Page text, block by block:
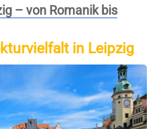
– von Romanik bis
in Leipzig